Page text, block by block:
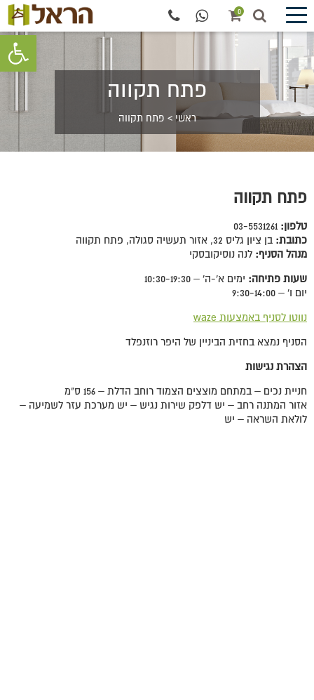
פתח
0
פתח תקווה
ראשי > פתח תקווה
פתח תקווה
טלפון:
כתובת: בן ציון גליס 32, אזור תעשיה סגולה, פתח תקווה
מנהל הסניף: לנה נוסיקובסקי
שעות פתיחה: ימים א'-ה' – 10:30-19:30
יום ו' – 9:30-14:00
נווטו לסניף באמצעות waze
הסניף נמצא בחזית הביניין של היפר רוזנפלד
הצהרת נגישות
חניית נכים – במתחם מוצצים הצמוד רוחב הדלת – 156 ס"מ
אזור המתנה רחב – יש דלפק שירות נגיש – יש מערכת עזר לשמיעה –
לולאת השראה – יש